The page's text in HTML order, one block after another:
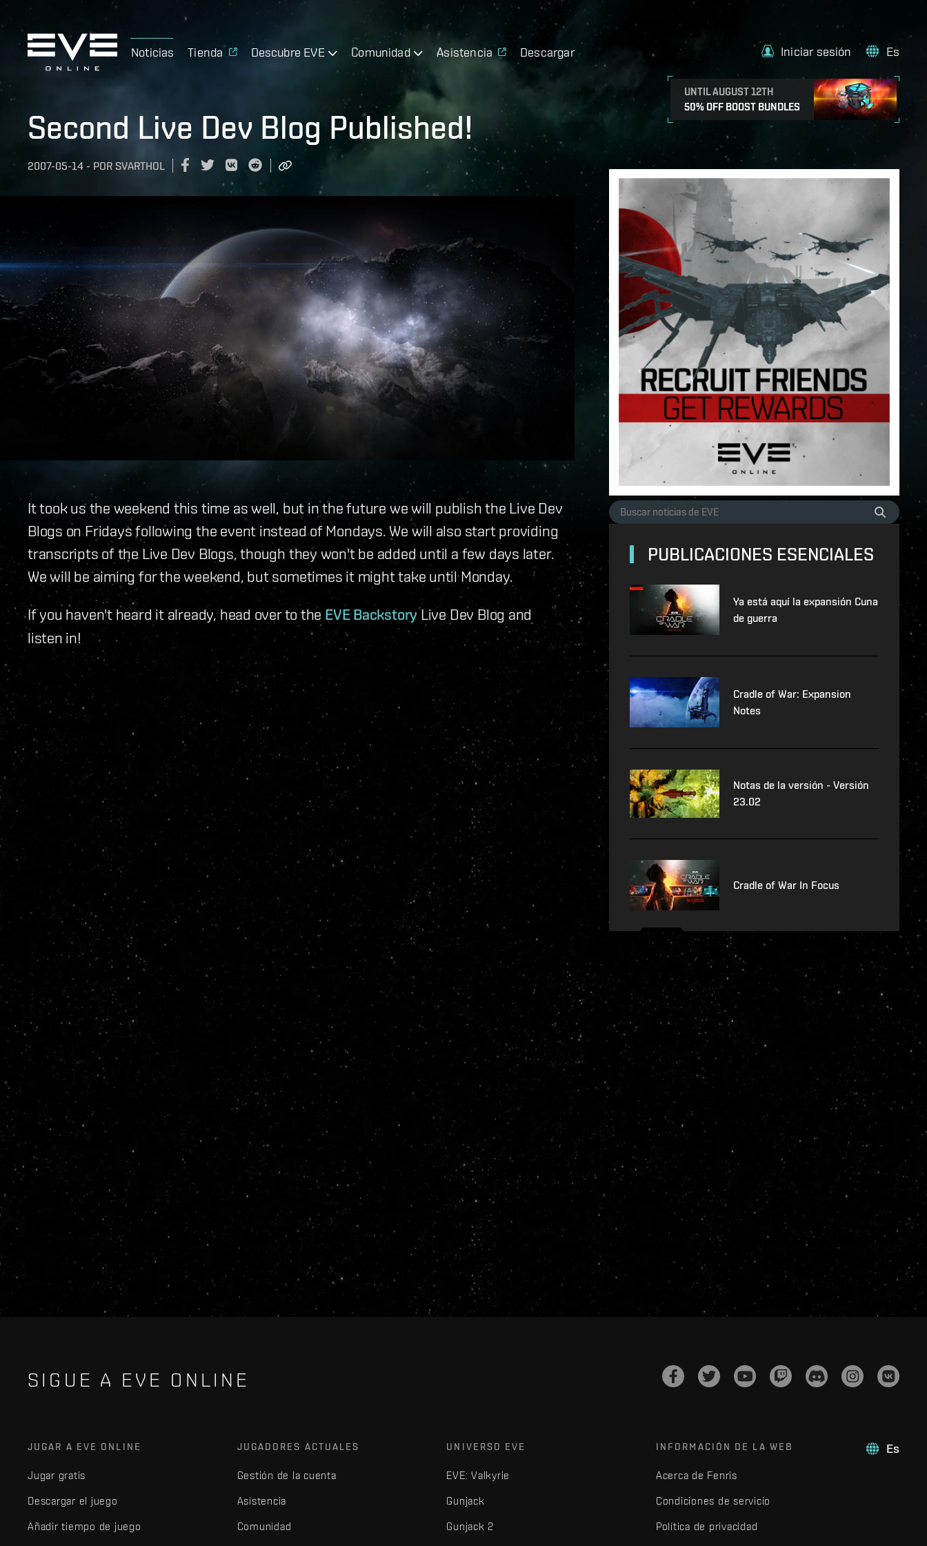
Noticias Tienda Descubre EVE Comunidad Asistencia Descargar
UNTIL AUGUST 12TH
50% OFF BOOST BUNDLES
Iniciar sesión Es
Second Live Dev Blog Published!
2007-05-14 - POR SVARTHOL
It took us the weekend this time as well, but in the future we will publish the Live Dev
Blogs on Fridays following the event instead of Mondays. We will also start providing
transcripts of the Live Dev Blogs, though they won't be added until a few days later.
We will be aiming for the weekend, but sometimes it might take until Monday.
If you haven't heard it already, head over to the EVE BackstoryLive Dev Blog and
listen in!
PUBLICACIONES ESENCIALES
Ya está aquí la expansión Cuna
de guerra
Cradle of War: Expansion
Notes
Notas de la versión - Versión
23.02
Cradle of War In Focus
SIGUE A EVE ONLINE
Es
JUGAR A EVE ONLINE
Jugar gratis
Descargar el juego
Añadir tiempo de juego
JUGADORES ACTUALES
Gestión de la cuenta
Asistencia
Comunidad
UNIVERSO EVE
EVE: Valkyrie
Gunjack
Gunjack 2
INFORMACIÓN DE LA WEB
Acerca de Fenris
Condiciones de servicio
Política de privacidad